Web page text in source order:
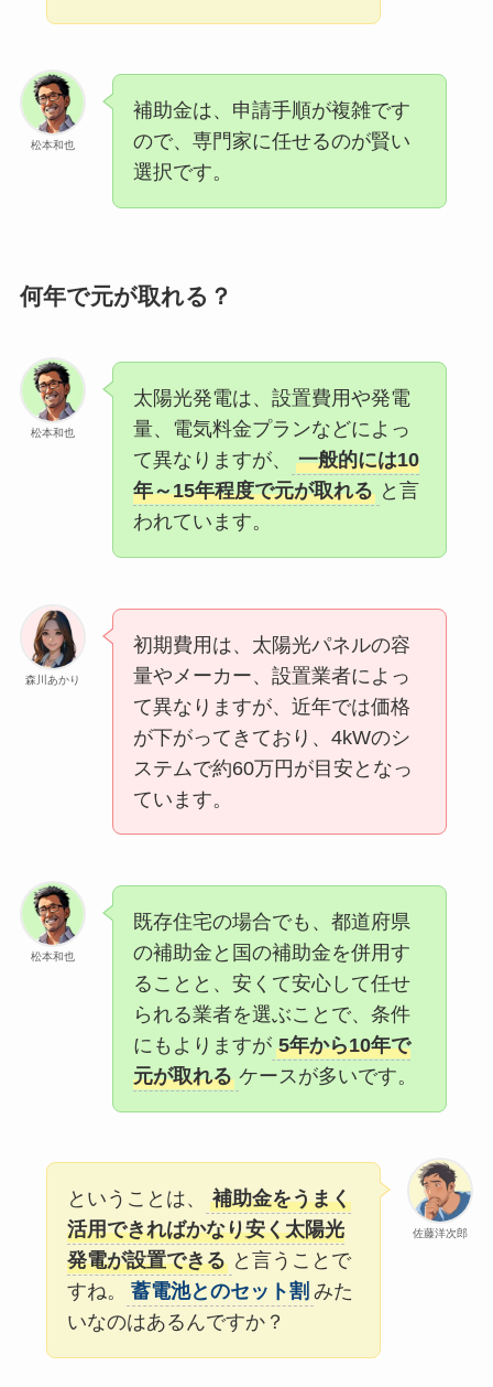
松本和也
補助金は、申請手順が複雑です
ので、専門家に任せるのが賢い
選択です。
何年で元が取れる？
松本和也
太陽光発電は、設置費用や発電
量、電気料金プランなどによっ
て異なりますが、
一般的には10
年～15年程度で元が取れる と言
われています。
森川あかり
初期費用は、太陽光パネルの容
量やメーカー、設置業者によっ
て異なりますが、近年では価格
が下がってきており、4kWのシ
ステムで約60万円が目安となっ
ています。
松本和也
既存住宅の場合でも、都道府県
の補助金と国の補助金を併用す
ることと、安くて安心して任せ
られる業者を選ぶことで、条件
にもよりますが 5年から10年で
元が取れる ケースが多いです。
佐藤洋次郎
ということは、
補助金をうまく
活用できればかなり安く太陽光
発電が設置できる と言うことで
すね。
蓄電池とのセット割 みた
いなのはあるんですか？